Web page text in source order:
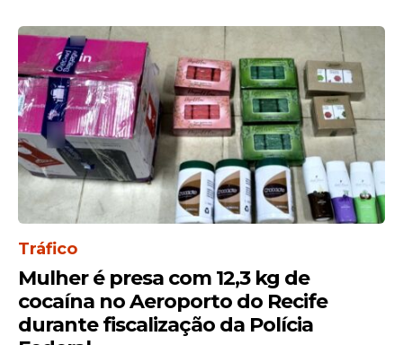
Tráfico
Mulher é presa com 12,3 kg de
cocaína no Aeroporto do Recife
durante fiscalização da Polícia